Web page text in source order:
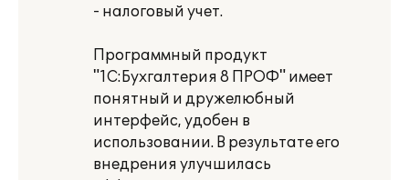
- налоговый учет.
Программный продукт
"1С:Бухгалтерия 8 ПРОФ" имеет
понятный и дружелюбный
интерфейс, удобен в
использовании. В результате его
внедрения улучшилась